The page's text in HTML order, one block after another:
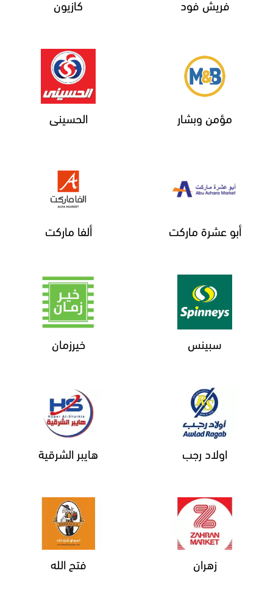
فريش فود كازيون
مؤمن وبشار الحسينى
أبو عشرة ماركت ألفا ماركت
سبينس خيرزمان
اولاد رجب هايبر الشرقية
زهران فتح الله